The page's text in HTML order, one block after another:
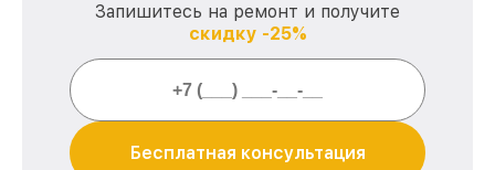
Запишитесь на ремонт и получите
скидку -25%
Бесплатная консультация